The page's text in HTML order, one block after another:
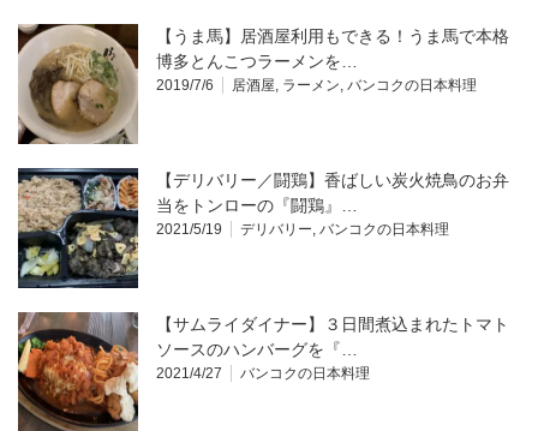
【うま馬】居酒屋利用もできる！うま馬で本格
博多とんこつラーメンを…
2019/7/6 居酒屋 ラーメン バンコクの日本料理
【デリバリー／闘鶏】香ばしい炭火焼鳥のお弁
当をトンローの『闘鶏』…
2021/5/19 デリバリー バンコクの日本料理
【サムライダイナー】３日間煮込まれたトマト
ソースのハンバーグを『…
2021/4/27 バンコクの日本料理